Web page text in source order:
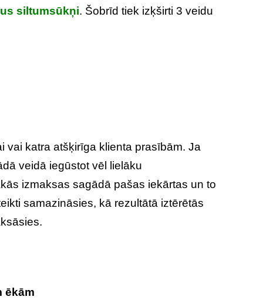
siltumsūkņi. Šobrīd tiek izķširti 3 veidu
vai katra atšķirīga klienta prasībām. Ja
veidā iegūstot vēl lielāku
izmaksas sagādā pašas iekārtas un to
samazināsies, kā rezultātā iztērētās
ēkām